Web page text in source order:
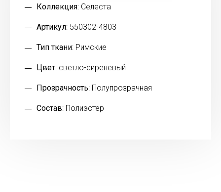
Коллекция: Селеста
Артикул: 550302-4803
Тип ткани: Римские
Цвет: светло-сиреневый
Прозрачность: Полупрозрачная
Состав: Полиэстер